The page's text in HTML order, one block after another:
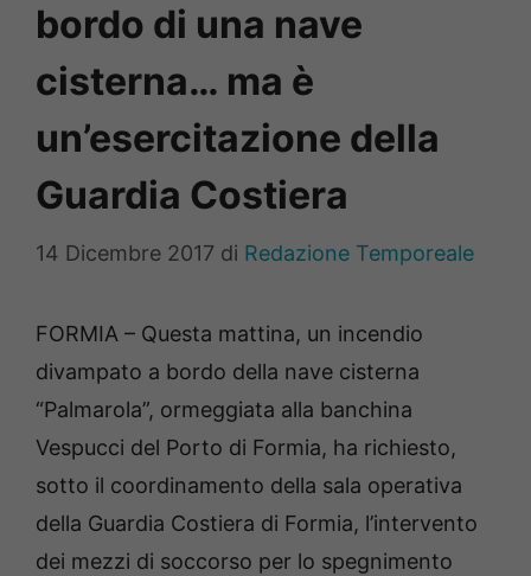
bordo di una nave
cisterna… ma è
un’esercitazione della
Guardia Costiera
14 Dicembre 2017 di Redazione Temporeale
FORMIA – Questa mattina, un incendio
divampato a bordo della nave cisterna
“Palmarola”, ormeggiata alla banchina
Vespucci del Porto di Formia, ha richiesto,
sotto il coordinamento della sala operativa
della Guardia Costiera di Formia, l’intervento
dei mezzi di soccorso per lo spegnimento